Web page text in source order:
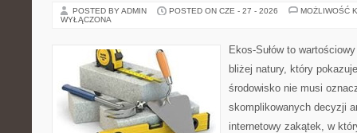
POSTED BY ADMIN POSTED ON CZE - 27 - 2026
MOŻLIWOŚĆ
WYŁĄCZONA
Ekos-Sułów to
bliżej natury, który
środowisko nie musi
skomplikowanych decyzji
internetowy zakątek, w